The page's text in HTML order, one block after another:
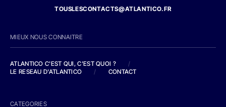
TOUSLESCONTACTS@ATLANTICO.FR
MIEUX NOUS CONNAITRE
ATLANTICO C'EST QUI, C'EST QUOI ?
/
LE RESEAU D'ATLANTICO
/ CONTACT
CATEGORIES